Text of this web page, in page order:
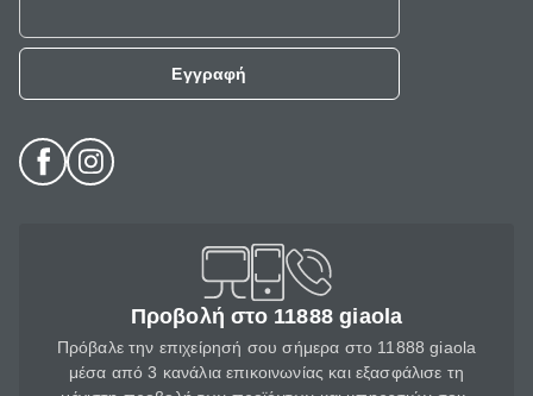
Εγγραφή
Προβολή στο 11888 giaola
Πρόβαλε την επιχείρησή σου σήμερα στο 11888 giaola
μέσα από 3 κανάλια επικοινωνίας και εξασφάλισε τη